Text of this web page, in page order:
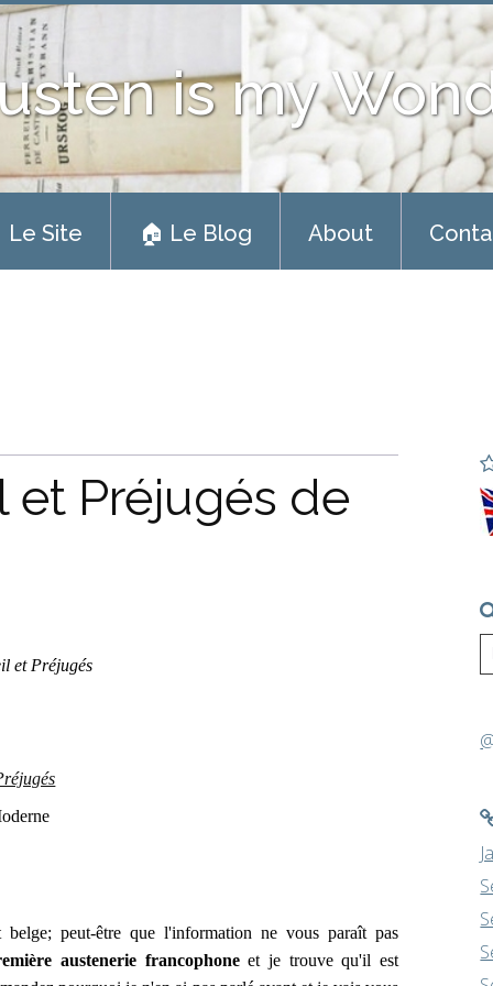
is my
Le Site 🏠 Le Blog About
et Préjugés de
et Préjugés
belge; peut-être que l'information ne vous paraît pas
austenerie francophoneet je trouve qu'il est